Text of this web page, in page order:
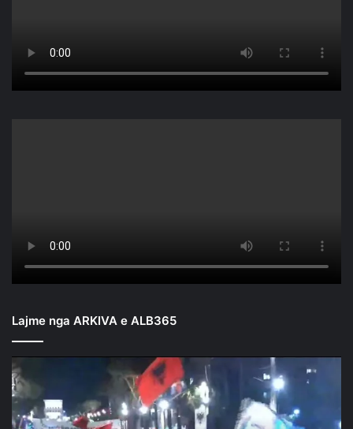
Lajme nga ARKIVA e ALB365
Mbyllen
fjalimet
para
Kryeministrisë/